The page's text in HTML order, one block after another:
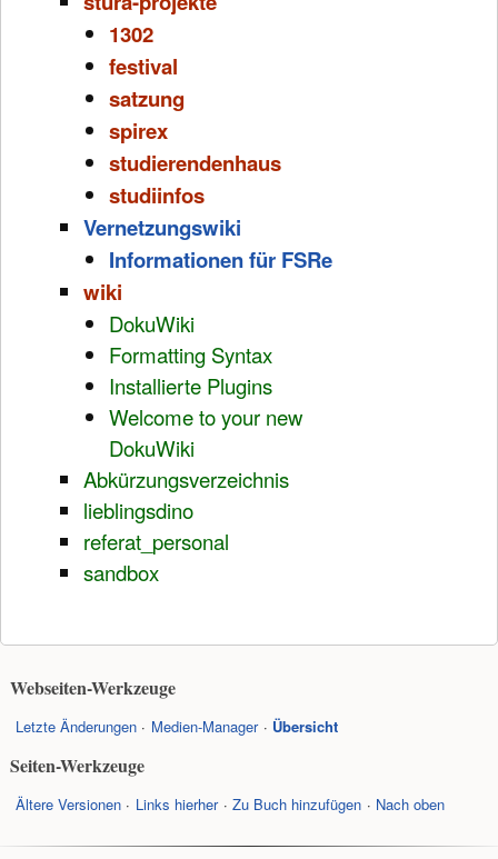
1302
festival
satzung
spirex
studierendenhaus
studiinfos
Vernetzungswiki
Informationen für FSRe
wiki
DokuWiki
Formatting Syntax
Installierte Plugins
Welcome to your new
DokuWiki
Abkürzungsverzeichnis
lieblingsdino
referat_personal
sandbox
Webseiten-Werkzeuge
Letzte Änderungen Medien-Manager Übersicht
Seiten-Werkzeuge
Ältere Versionen Links hierher Zu Buch hinzufügen Nach oben